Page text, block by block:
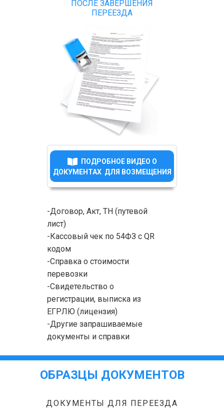
ПОСЛЕ ЗАВЕРШЕНИЯ
ПЕРЕЕЗДА
-Договор, Акт, ТН (путевой
лист)
-Кассовый чек по 54ФЗ с QR
кодом
-Справка о стоимости
перевозки
-Свидетельство о
регистрации, выписка из
ЕГРЛЮ (лицензия)
-Другие запрашиваемые
документы и справки
ПОДРОБНОЕ ВИДЕО О
ДОКУМЕНТАХ ДЛЯ ВОЗМЕЩЕНИЯ
ОБРАЗЦЫ ДОКУМЕНТОВ
ДОКУМЕНТЫ ДЛЯ ПЕРЕЕЗДА